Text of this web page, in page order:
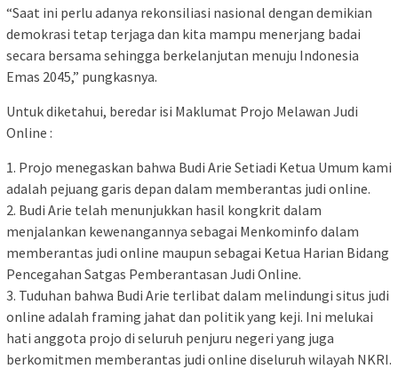
“Saat ini perlu adanya rekonsiliasi nasional dengan demikian
demokrasi tetap terjaga dan kita mampu menerjang badai
secara bersama sehingga berkelanjutan menuju Indonesia
Emas 2045,” pungkasnya.
Untuk diketahui, beredar isi Maklumat Projo Melawan Judi
Online :
1. Projo menegaskan bahwa Budi Arie Setiadi Ketua Umum kami
adalah pejuang garis depan dalam memberantas judi online.
2. Budi Arie telah menunjukkan hasil kongkrit dalam
menjalankan kewenangannya sebagai Menkominfo dalam
memberantas judi online maupun sebagai Ketua Harian Bidang
Pencegahan Satgas Pemberantasan Judi Online.
3. ⁠Tuduhan bahwa Budi Arie terlibat dalam melindungi situs judi
online adalah framing jahat dan politik yang keji. Ini melukai
hati anggota projo di seluruh penjuru negeri yang juga
berkomitmen memberantas judi online diseluruh wilayah NKRI.